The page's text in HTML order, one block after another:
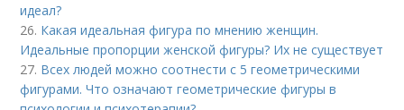
идеал?
26. Какая идеальная фигура по мнению женщин.
Идеальные пропорции женской фигуры? Их не существует
27. Всех людей можно соотнести с 5 геометрическими
фигурами. Что означают геометрические фигуры в